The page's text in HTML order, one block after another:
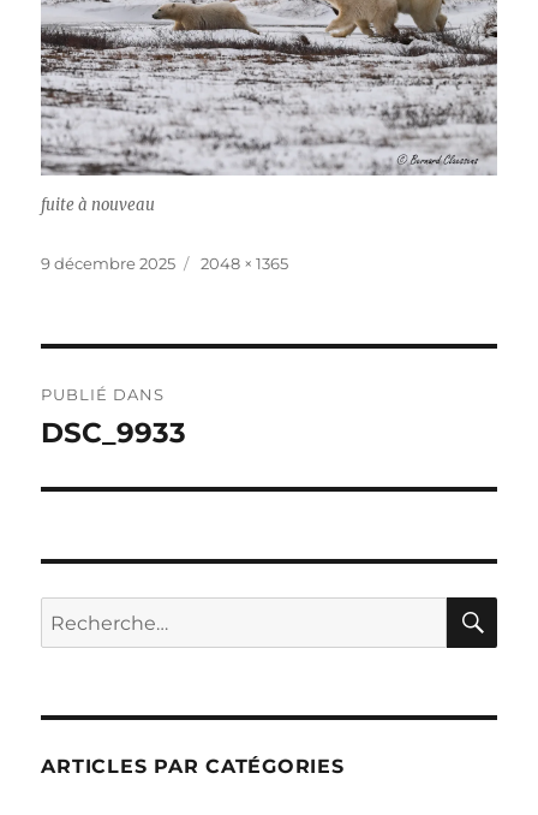
fuite à nouveau
Publié
9 décembre 2025
Taille
2048 × 1365
de
PUBLIÉ DANS
DSC_9933
Recherche
pour :
ARTICLES PAR CATÉGORIES